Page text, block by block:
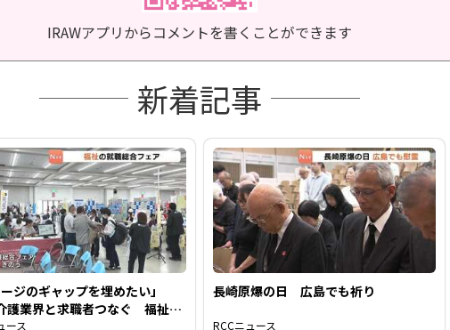
IRAWアプリからコメントを書くことができます
新着記事
ジのギャップを埋めたい」
護業界と求職者つなぐ 福祉の
フェア 広島
ース
長崎原爆の日 広島でも祈り
RCCニュース